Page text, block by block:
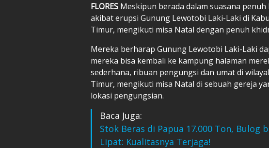
FLORES Meskipun berada dalam suasana
akibat erupsi Gunung Lewotobi Laki-Laki di
Timur, mengikuti misa Natal dengan penuh
Mereka berharap Gunung Lewotobi Laki-Laki
mereka bisa kembali ke kampung halaman
sederhana, ribuan pengungsi dan umat di
Timur, mengikuti misa Natal di sebuah gereja
lokasi pengungsian.
Baca Juga:
Stok Beras di Papua 17.000 Ton, Bulog
Lipat: Kualitasnya Terjaga!